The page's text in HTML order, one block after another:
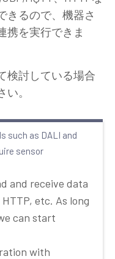
きるので、機器さ
携を実行できま
検討している場合
。
such as DALI and
sensor
and receive data
etc. As long
can start
with